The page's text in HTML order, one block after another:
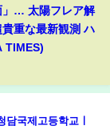
」… 太陽フレア解
重な最新観測 ハ
TIMES)
국제고등학교ㅣ